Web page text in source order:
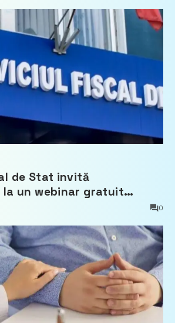
de Stat invită
un webinar gratuit
impozitului pe bunurile
0